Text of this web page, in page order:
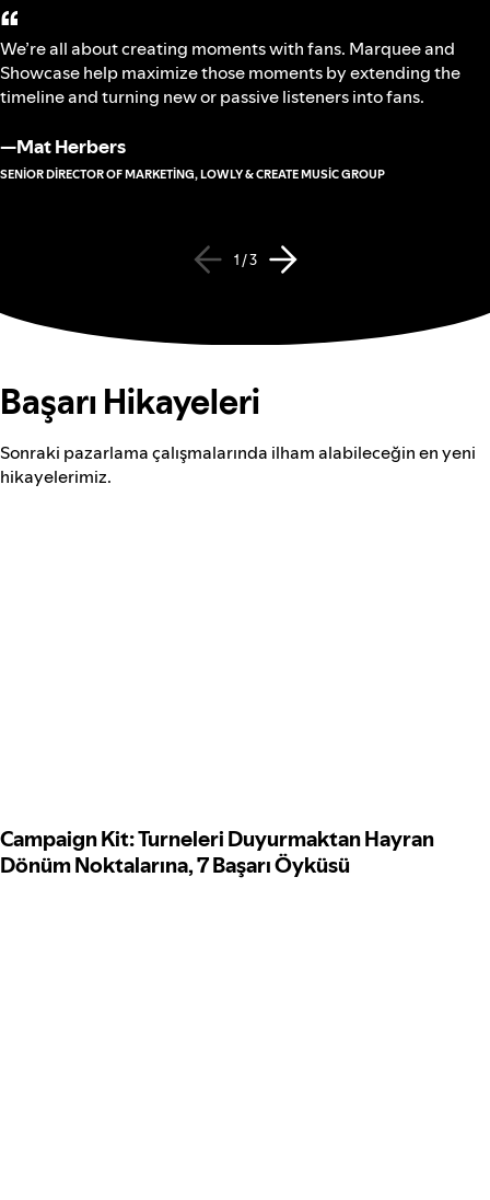
“
We’re all about creating moments with fans. Marquee and
Showcase help maximize those moments by extending the
timeline and turning new or passive listeners into fans.
—Mat Herbers
SENIOR DIRECTOR OF MARKETING, LOWLY & CREATE MUSIC GROUP
1 / 3
Başarı Hikayeleri
Sonraki pazarlama çalışmalarında ilham alabileceğin en yeni
hikayelerimiz.
Campaign Kit: Turneleri Duyurmaktan Hayran
Dönüm Noktalarına, 7 Başarı Öyküsü